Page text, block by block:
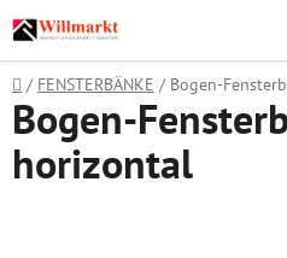
Zum
Inhalt
springen
Startseite
/ FENSTERBÄNKE / Bogen-
Bogen-
horizontal